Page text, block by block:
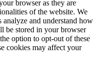
browser as they are
of the website. We
analyze and understand how
be stored in your browser
option to opt-out of these
cookies may affect your